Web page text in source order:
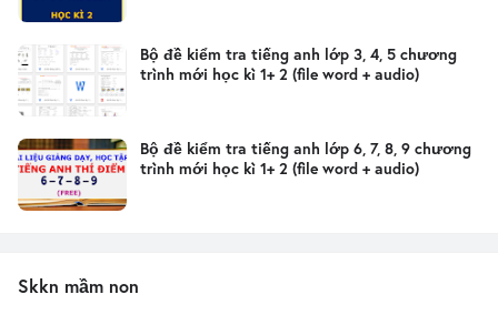
Bộ đề kiểm tra tiếng anh lớp 3, 4, 5 chương
trình mới học kì 1+ 2 (file word + audio)
Bộ đề kiểm tra tiếng anh lớp 6, 7, 8, 9 chương
trình mới học kì 1+ 2 (file word + audio)
Skkn mầm non